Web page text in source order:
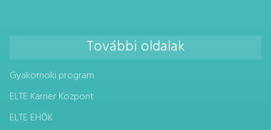
További oldalak
Gyakornoki program
ELTE Karrier Központ
ELTE EHÖK